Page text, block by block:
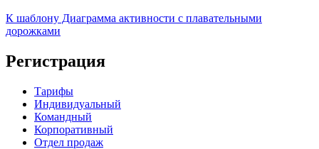
К шаблону Диаграмма активности с плавательными
дорожками
Регистрация
Тарифы
Индивидуальный
Командный
Корпоративный
Отдел продаж